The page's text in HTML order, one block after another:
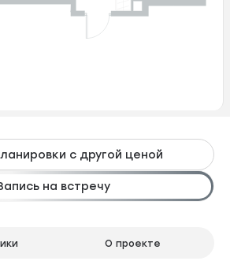
с другой ценой
на встречу
О проекте